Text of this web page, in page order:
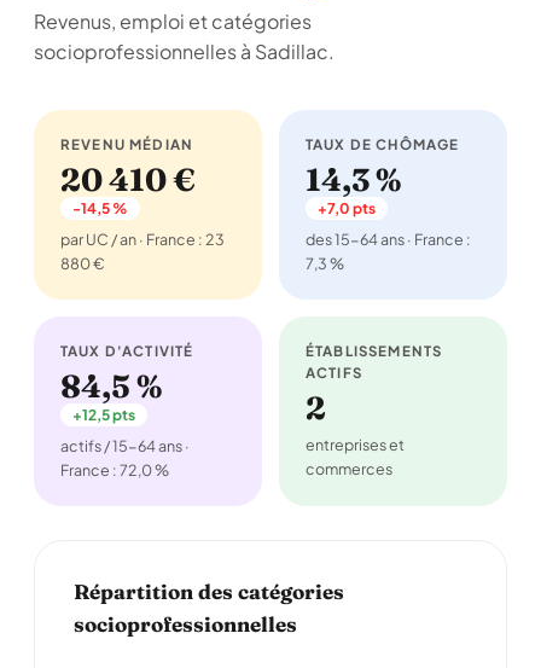
Revenus, emploi et catégories
socioprofessionnelles à Sadillac.
REVENU MÉDIAN
20 410 €
-14,5 %
par UC / an · France : 23
880 €
TAUX DE CHÔMAGE
14,3 %
+7,0 pts
des 15-64 ans · France :
7,3 %
TAUX D'ACTIVITÉ
84,5 %
+12,5 pts
actifs / 15-64 ans ·
France : 72,0 %
ÉTABLISSEMENTS
ACTIFS
2
entreprises et
commerces
Répartition des catégories
socioprofessionnelles